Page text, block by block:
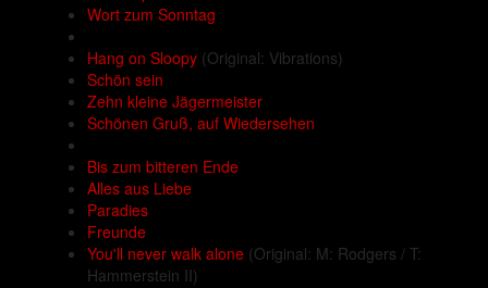
Wort zum Sonntag
Hang on Sloopy (Original: Vibrations)
Schön sein
Zehn kleine Jägermeister
Schönen Gruß, auf Wiedersehen
Bis zum bitteren Ende
Alles aus Liebe
Paradies
Freunde
You'll never walk alone (Original: M: Rodgers / T:
Hammerstein II)